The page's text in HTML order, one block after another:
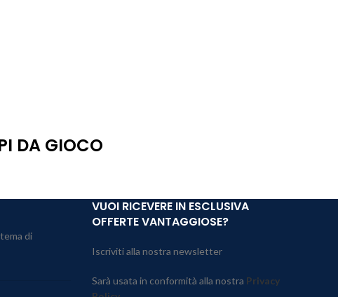
DA GIOCO
di
VUOI RICEVERE IN ESCLUSIVA
OFFERTE VANTAGGIOSE?
Iscriviti alla nostra newsletter
Sarà usata in conformità alla nostra Privacy